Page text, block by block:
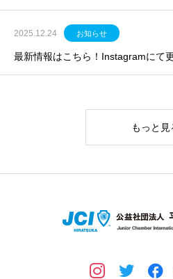
2025.12.24 お知らせ
最新情報はこちら！Instagramにて
もっと見